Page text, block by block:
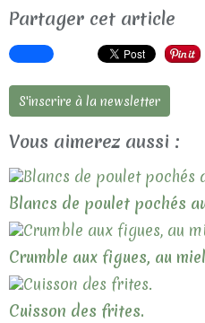
Partager cet article
S'inscrire à la newsletter
Vous aimerez aussi :
Blancs de poulet pochés
Crumble aux figues, au
Cuisson des frites.